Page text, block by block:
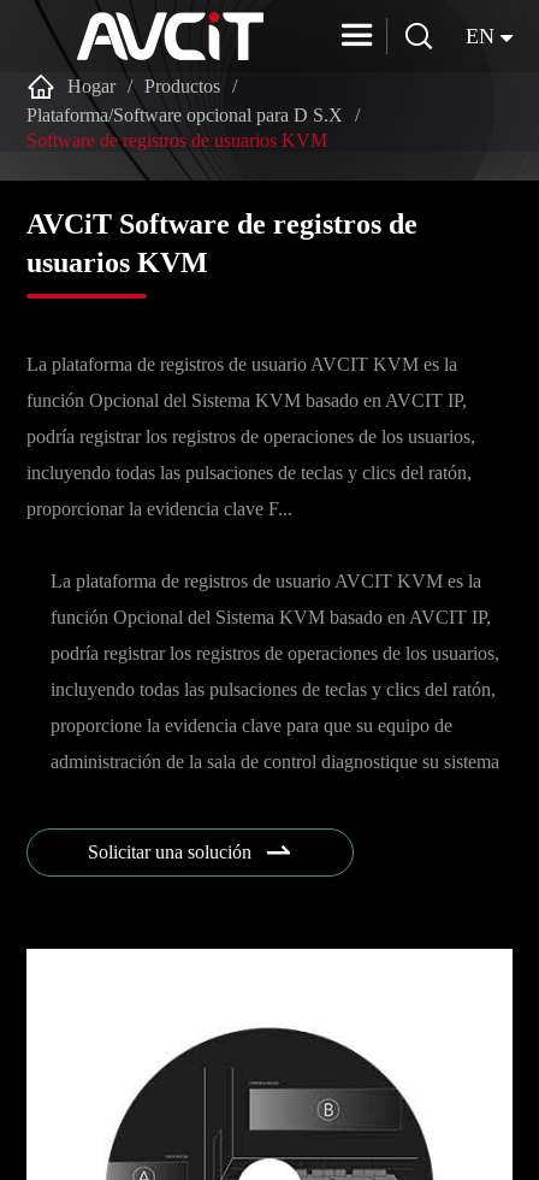
  EN
AVCiT Software de registros de
usuarios KVM
La plataforma de registros de usuario AVCIT KVM es la
función Opcional del Sistema KVM basado en AVCIT IP,
podría registrar los registros de operaciones de los usuarios,
incluyendo todas las pulsaciones de teclas y clics del ratón,
proporcionar la evidencia clave F...
La plataforma de registros de usuario AVCIT KVM es la
función Opcional del Sistema KVM basado en AVCIT IP,
podría registrar los registros de operaciones de los usuarios,
incluyendo todas las pulsaciones de teclas y clics del ratón,
proporcione la evidencia clave para que su equipo de
administración de la sala de control diagnostique su sistema
Solicitar una solución 
 Hogar
Productos
Plataforma/Software opcional para D S.X
Software de registros de usuarios KVM